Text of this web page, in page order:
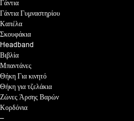
Γάντια
Γάντια Γυμναστηρίου
Καπέλα
Σκουφάκια
Headband
Βιβλία
Μπαντάνες
Θήκη Για κινητό
Θήκη για τζελάκια
Ζώνες Άρσης Βαρών
Κορδόνια
–